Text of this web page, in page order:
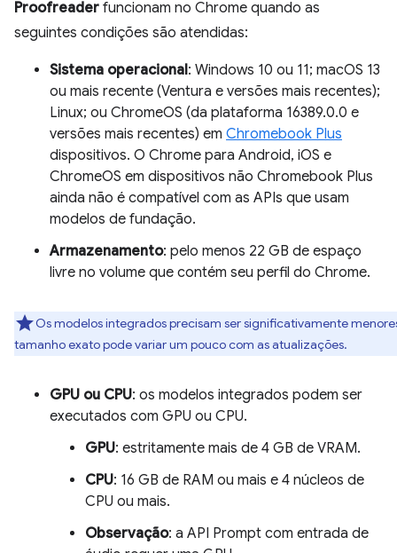
Proofreader funcionam no Chrome quando as
seguintes condições são atendidas:
Sistema operacional: Windows 10 ou 11; macOS 13
ou mais recente (Ventura e versões mais recentes);
Linux; ou ChromeOS (da plataforma 16389.0.0 e
versões mais recentes) em Chromebook Plus
dispositivos. O Chrome para Android, iOS e
ChromeOS em dispositivos não Chromebook Plus
ainda não é compatível com as APIs que usam
modelos de fundação.
Armazenamento: pelo menos 22 GB de espaço
livre no volume que contém seu perfil do Chrome.
Os modelos integrados precisam ser significativamente
tamanho exato pode variar um pouco com as atualizações.
GPU ou CPU: os modelos integrados podem ser
executados com GPU ou CPU.
GPU: estritamente mais de 4 GB de VRAM.
CPU: 16 GB de RAM ou mais e 4 núcleos de
CPU ou mais.
Observação: a API Prompt com entrada de